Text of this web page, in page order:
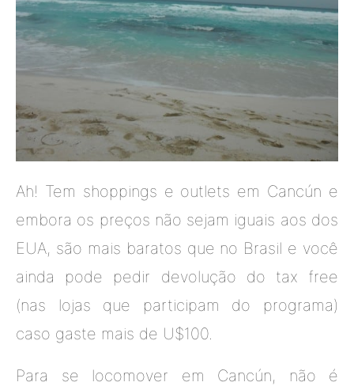
Ah! Tem shoppings e outlets em Cancún e
embora os preços não sejam iguais aos dos
EUA, são mais baratos que no Brasil e você
ainda pode pedir devolução do tax free
(nas lojas que participam do programa)
caso gaste mais de U$100.
Para se locomover em Cancún, não é